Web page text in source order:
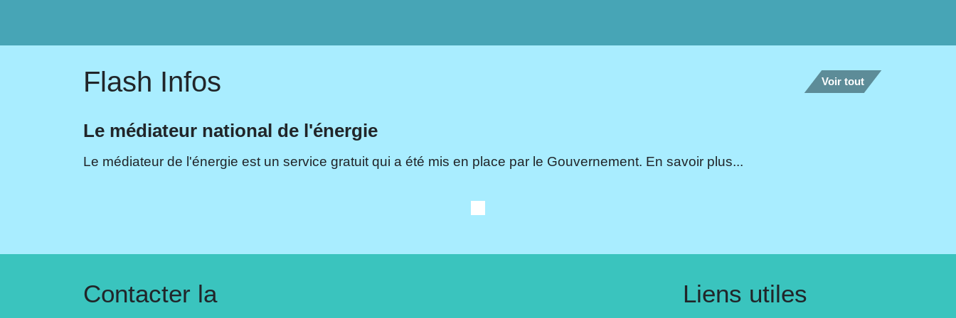
Flash Infos Voir tout
Le médiateur national de l'énergie
Le médiateur de l'énergie est un service gratuit qui a été mis en place par le Gouvernement. En savoir plus...
Contacter la
Liens utiles